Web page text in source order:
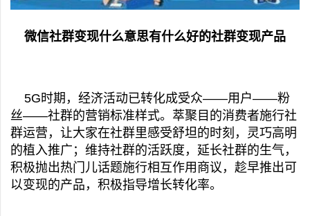
微信社群变现什么意思有什么好的社群变现产品
5G时期，经济活动已转化成受众——用户——粉
丝——社群的营销标准样式。萃聚目的消费者施行社
群运营，让大家在社群里感受舒坦的时刻，灵巧高明
的植入推广；维持社群的活跃度，延长社群的生气，
积极抛出热门儿话题施行相互作用商议，趁早推出可
以变现的产品，积极指导增长转化率。